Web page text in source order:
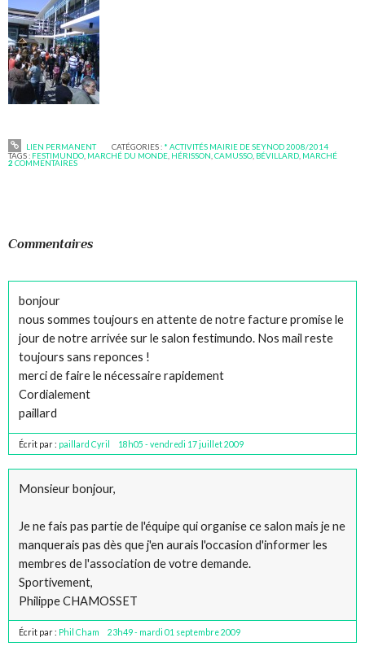
LIEN PERMANENT CATÉGORIES : * ACTIVITÉS MAIRIE DE SEYNOD 2008/2014
TAGS : FESTIMUNDO, MARCHÉ DU MONDE, HÉRISSON,CAMUSSO, BÉVILLARD, MARCHÉ
2 COMMENTAIRES
Commentaires
bonjour
nous sommes toujours en attente de notre facture promise le
jour de notre arrivée sur le salon festimundo. Nos mail reste
toujours sans reponces !
merci de faire le nécessaire rapidement
Cordialement
paillard
Écrit par : paillard Cyril 18h05 -vendredi 17 juillet 2009
Monsieur bonjour,
Je ne fais pas partie de l'équipe qui organise ce salon mais je ne
manquerais pas dès que j'en aurais l'occasion d'informer les
membres de l'association de votre demande.
Sportivement,
Philippe CHAMOSSET
Écrit par : Phil Cham 23h49- mardi 01 septembre 2009